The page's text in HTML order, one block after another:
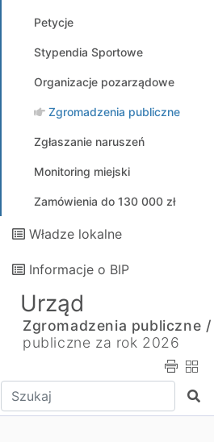
Petycje
Stypendia Sportowe
Organizacje pozarządowe
Zgromadzenia publiczne
Zgłaszanie naruszeń
Monitoring miejski
Zamówienia do 130 000 zł
Władze lokalne
Informacje o BIP
Urząd
Zgromadzenia publiczne /
publiczne za rok 2026
Wpisz tekst do wyszukania